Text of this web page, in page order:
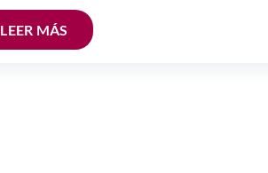
LEER MÁS